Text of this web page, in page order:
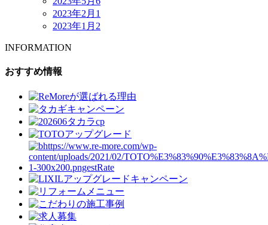
2023年2月 1
2023年1月 2
INFORMATION
おすすめ情報